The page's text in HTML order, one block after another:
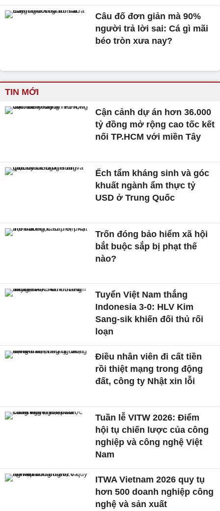
Câu đố đơn giản mà 90%
người trả lời sai: Cá gì mãi
béo tròn xưa nay?
TIN MỚI
Cận cảnh dự án hơn 36.000
tỷ đồng mở rộng cao tốc kết
nối TP.HCM với miền Tây
Ếch tẩm kháng sinh và góc
khuất ngành ẩm thực tỷ
USD ở Trung Quốc
Trốn đóng bảo hiểm xã hội
bắt buộc sắp bị phạt thế
nào?
Tuyển Việt Nam thắng
Indonesia 3-0: HLV Kim
Sang-sik khiến đối thủ rối
loạn
Điều nhân viên đi cất tiền
rồi thiệt mạng trong động
đất, công ty Nhật xin lỗi
Tuần lễ VITW 2026: Điểm
hội tụ chiến lược của công
nghiệp và công nghệ Việt
Nam
ITWA Vietnam 2026 quy tụ
hơn 500 doanh nghiệp công
nghệ và sản xuất